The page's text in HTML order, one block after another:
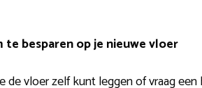
te besparen op je nieuwe vloer
de vloer zelf kunt leggen of vraag een